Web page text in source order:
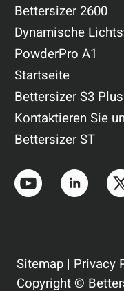
Bettersizer 2600
Dynamische
PowderPro A1
Startseite
Bettersizer S3 Plus
Kontaktieren Sie
Bettersizer ST
Sitemap | Privacy
Copyright ©